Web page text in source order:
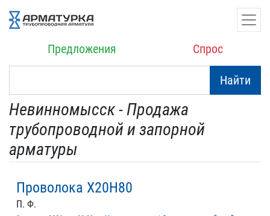
Предложения Спрос
Найти
Невинномысск - Продажа
трубопроводной и запорной
арматуры
Проволока Х20Н80
П. Ф.